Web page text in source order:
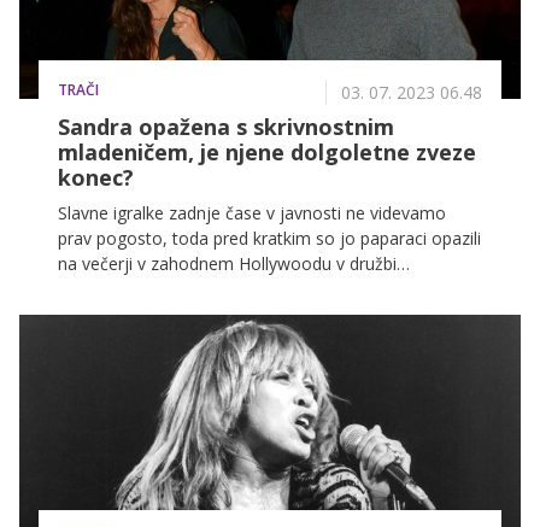
TRAČI 03. 07. 2023 06.48
Sandra opažena s skrivnostnim
mladeničem, je njene dolgoletne zveze
konec?
Slavne igralke zadnje čase v javnosti ne videvamo
prav pogosto, toda pred kratkim so jo paparaci opazili
na večerji v zahodnem Hollywoodu v družbi